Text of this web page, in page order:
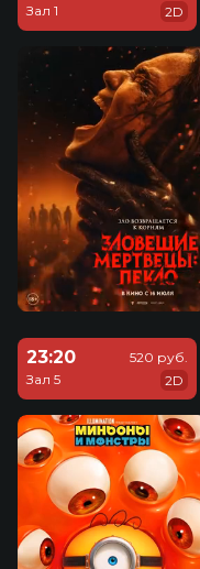
Зал 1
2D
23:20
Зал 5
520 руб.
2D